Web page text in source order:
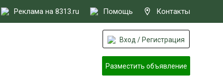
Реклама на 8313.ru Помощь Контакты
Вход / Регистрация
Разместить объявление